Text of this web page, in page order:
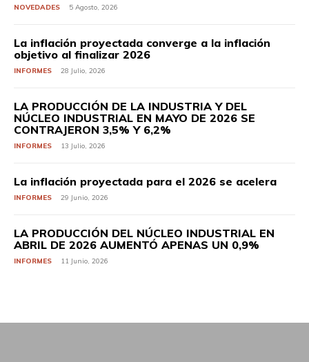
NOVEDADES 5 Agosto, 2026
La inflación proyectada converge a la inflación
objetivo al finalizar 2026
INFORMES 28 Julio, 2026
LA PRODUCCIÓN DE LA INDUSTRIA Y DEL
NÚCLEO INDUSTRIAL EN MAYO DE 2026 SE
CONTRAJERON 3,5% Y 6,2%
INFORMES 13 Julio, 2026
La inflación proyectada para el 2026 se acelera
INFORMES 29 Junio, 2026
LA PRODUCCIÓN DEL NÚCLEO INDUSTRIAL EN
ABRIL DE 2026 AUMENTÓ APENAS UN 0,9%
INFORMES 11 Junio, 2026